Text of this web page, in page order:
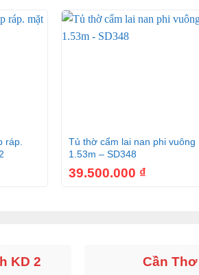
ráp.
Tủ thờ cẩm lai nan phi vuông
1.53m – SD348
39.500.000 ₫
KD 2 Cần Thơ